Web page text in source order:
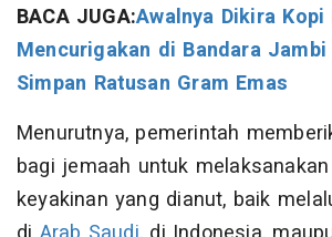
BACA JUGA:Awalnya Dikira
Mencurigakan di Bandara
Simpan Ratusan Gram Emas
Menurutnya, pemerintah
bagi jemaah untuk
keyakinan yang dianut, baik